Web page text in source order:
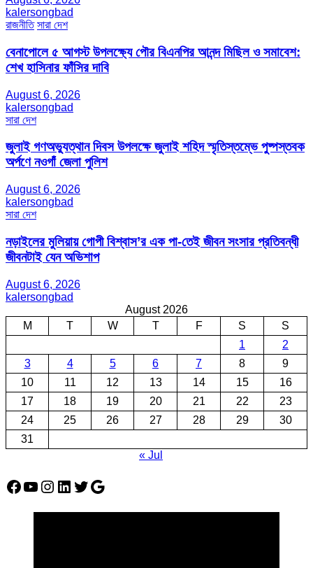
kalersongbad
রাজনীতি সারা দেশ
বেনাপোলে ৫ আগস্ট উপলক্ষ্যে পৌর বিএনপির আনন্দ মিছিল ও সমাবেশ:
শেখ হাসিনার ফাঁসির দাবি
August 6, 2026
kalersongbad
সারা দেশ
জুলাই গণঅভ্যুত্থান দিবস উপলক্ষে জুলাই শহিদ স্মৃতিস্তম্ভে পুষ্পস্তবক
অর্পণে নওগাঁ জেলা পুলিশ
August 6, 2026
kalersongbad
সারা দেশ
নড়াইলের মুলিয়ায় গোপী বিশ্বাস’র এক পা-তেই জীবন সংসার প্রতিবন্ধী
জীবনটাই যেন অভিশাপ
August 6, 2026
kalersongbad
August 2026
M
T W T F S
S
1
2
3
4 5 6 7 8
9
10
11 12 13 14 15
16
17
18 19 20 21 22
23
24
25 26 27 28 29
30
31
« Jul
Facebook
YouTube
Instagram
LinkedIn
Twitter
Google